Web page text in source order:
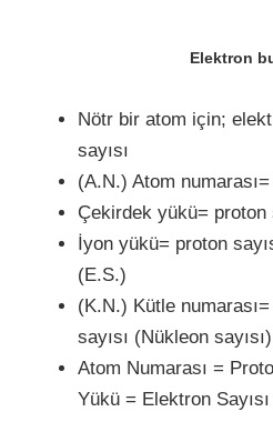
Elektron
Nötr bir atom için;
sayısı
(A.N.) Atom numarası=
Çekirdek yükü= proton
İyon yükü= proton
(E.S.)
(K.N.) Kütle
sayısı (Nükleon
Atom Numarası =
Yükü = Elektron Sayısı